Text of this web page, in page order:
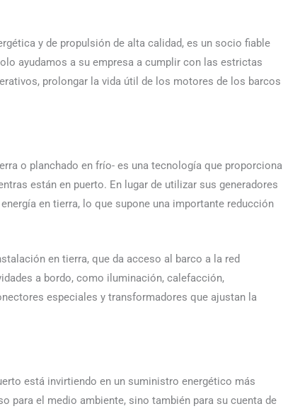
y de propulsión de alta calidad, es un socio fiable
ayudamos a su empresa a cumplir con las estrictas
prolongar la vida útil de los motores de los barcos
o planchado en frío- es una tecnología que proporciona
están en puerto. En lugar de utilizar sus generadores
en tierra, lo que supone una importante reducción
en tierra, que da acceso al barco a la red
a bordo, como iluminación, calefacción,
especiales y transformadores que ajustan la
está invirtiendo en un suministro energético más
para el medio ambiente, sino también para su cuenta de